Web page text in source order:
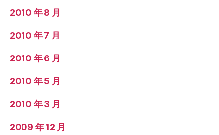
2010 年 8 月
2010 年 7 月
2010 年 6 月
2010 年 5 月
2010 年 3 月
2009 年 12 月